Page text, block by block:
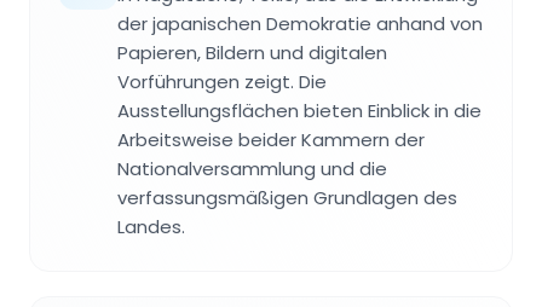
der japanischen Demokratie anhand von
Papieren, Bildern und digitalen
Vorführungen zeigt. Die
Ausstellungsflächen bieten Einblick in die
Arbeitsweise beider Kammern der
Nationalversammlung und die
verfassungsmäßigen Grundlagen des
Landes.